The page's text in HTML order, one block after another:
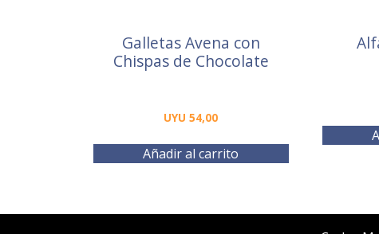
Galletas Avena con
Chispas de Chocolate
UYU54,00
Añadir al carrito